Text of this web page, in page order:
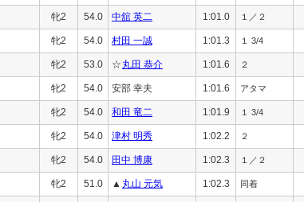
牝2 54.0 中舘 英二 1:01.0 １／２
牝2 54.0 村田 一誠 1:01.3 １ 3/4
牝2 53.0 ☆ 丸田 恭介 1:01.6 ２
牝2 54.0 安部 幸夫 1:01.6 アタマ
牝2 54.0 和田 竜二 1:01.9 １ 3/4
牝2 54.0 津村 明秀 1:02.2 ２
牝2 54.0 田中 博康 1:02.3 １／２
牝2 51.0 ▲ 丸山 元気 1:02.3 同着